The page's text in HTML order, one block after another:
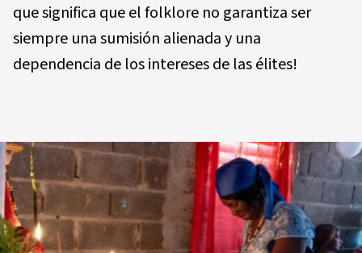
que significa que el folklore no garantiza ser
siempre una sumisión alienada y una
dependencia de los intereses de las élites!